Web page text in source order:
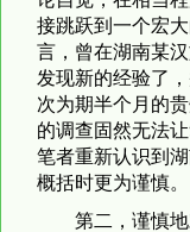
接跳跃到一个宏
言，曾在湖南某
发现新的经验了
次为期半个月的
的调查固然无法
笔者重新认识到
概括时更为谨慎。
第二，谨慎